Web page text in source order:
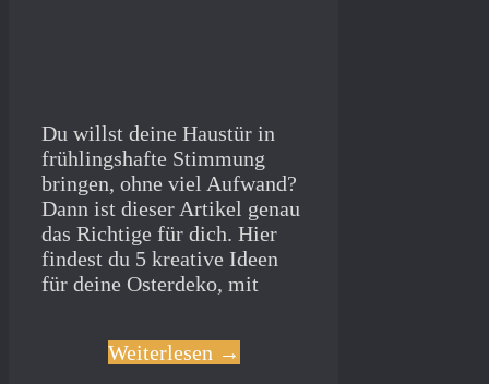
Du willst deine Haustür in
frühlingshafte Stimmung
bringen, ohne viel Aufwand?
Dann ist dieser Artikel genau
das Richtige für dich. Hier
findest du 5 kreative Ideen
für deine Osterdeko, mit
Weiterlesen →